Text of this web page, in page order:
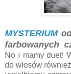
MYSTERIUM
farbowanych
No i mamy duet!
do włosów